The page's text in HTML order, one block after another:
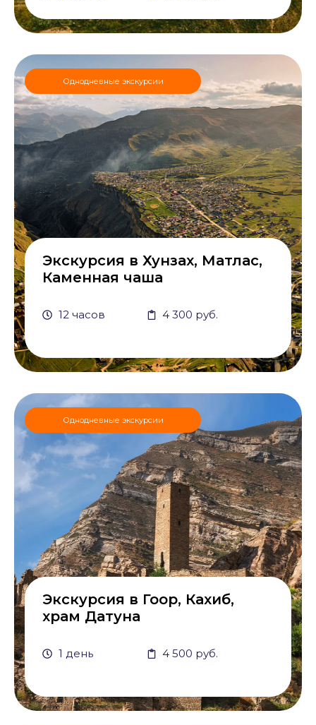
Однодневные экскурсии
Экскурсия в Хунзах, Матлас,
Каменная чаша
12 часов 4 300 руб.
Однодневные экскурсии
Экскурсия в Гоор, Кахиб,
храм Датуна
1 день 4 500 руб.